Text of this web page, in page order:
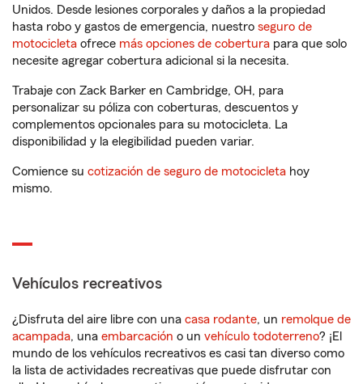
Unidos. Desde lesiones corporales y daños a la propiedad
hasta robo y gastos de emergencia, nuestro seguro de
motocicleta ofrece más opciones de cobertura para que solo
necesite agregar cobertura adicional si la necesita.
Trabaje con Zack Barker en Cambridge, OH, para
personalizar su póliza con coberturas, descuentos y
complementos opcionales para su motocicleta. La
disponibilidad y la elegibilidad pueden variar.
Comience su cotización de seguro de motocicleta hoy
mismo.
Vehículos recreativos
¿Disfruta del aire libre con una casa rodante, un remolque de
acampada, una embarcación o un vehículo todoterreno? ¡El
mundo de los vehículos recreativos es casi tan diverso como
la lista de actividades recreativas que puede disfrutar con